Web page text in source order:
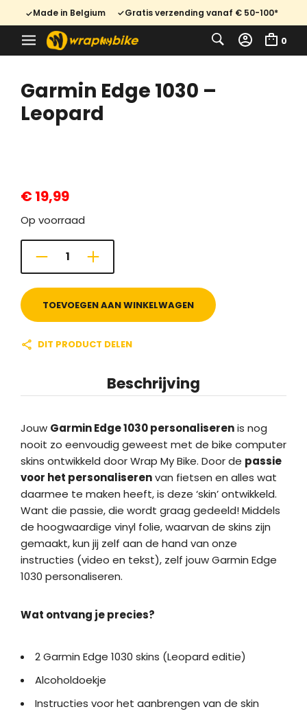
Made in Belgium Gratis verzending vanaf € 50-100*
0
Garmin Edge 1030 –
Leopard
€19,99
Op voorraad
TOEVOEGEN AAN WINKELWAGEN
DIT PRODUCT DELEN
Beschrijving
Jouw Garmin Edge 1030 personaliserenis nog
nooit zo eenvoudig geweest met de bike computer
skins ontwikkeld door Wrap My Bike. Door de passie
voor het personaliserenvan fietsen en alles wat
daarmee te maken heeft, is deze ‘skin’ ontwikkeld.
Want die passie, die wordt graag gedeeld! Middels
de hoogwaardige vinyl folie, waarvan de skins zijn
gemaakt, kun jij zelf aan de hand van onze
instructies (video en tekst), zelf jouw Garmin Edge
1030 personaliseren.
Wat ontvang je precies?
2 Garmin Edge 1030 skins (Leopard editie)
Alcoholdoekje
Instructies voor het aanbrengen van de skin